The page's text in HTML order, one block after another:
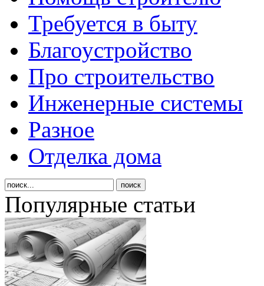
Требуется в быту
Благоустройство
Про строительство
Инженерные системы
Разное
Отделка дома
Популярные статьи